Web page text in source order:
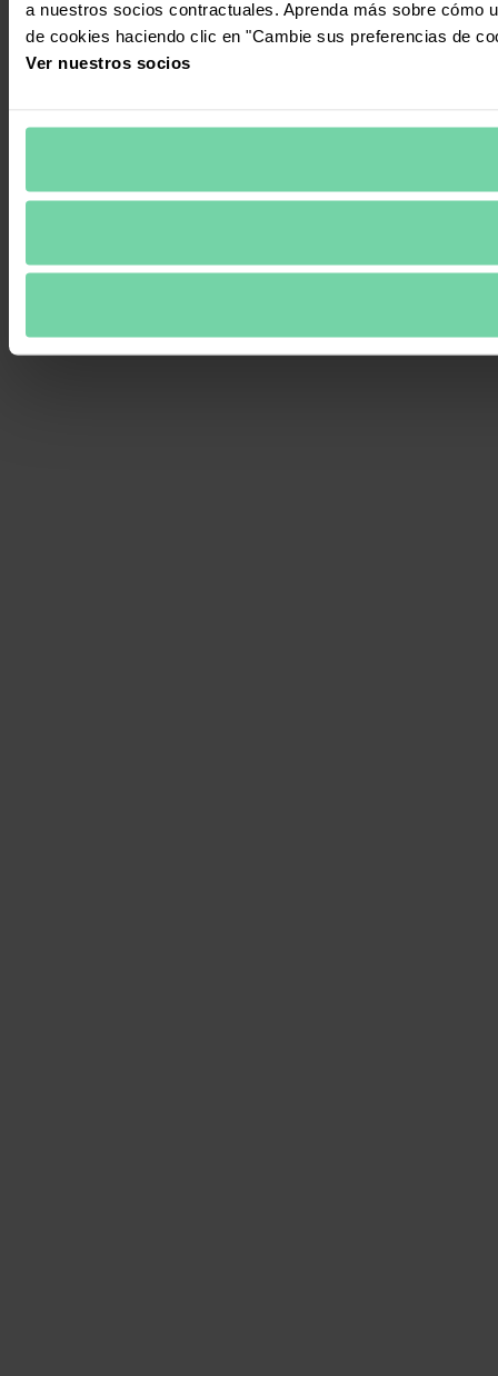
a nuestros socios contractuales. Aprenda más sobre cómo
de cookies haciendo clic en "Cambie sus preferencias de
Ver nuestros socios